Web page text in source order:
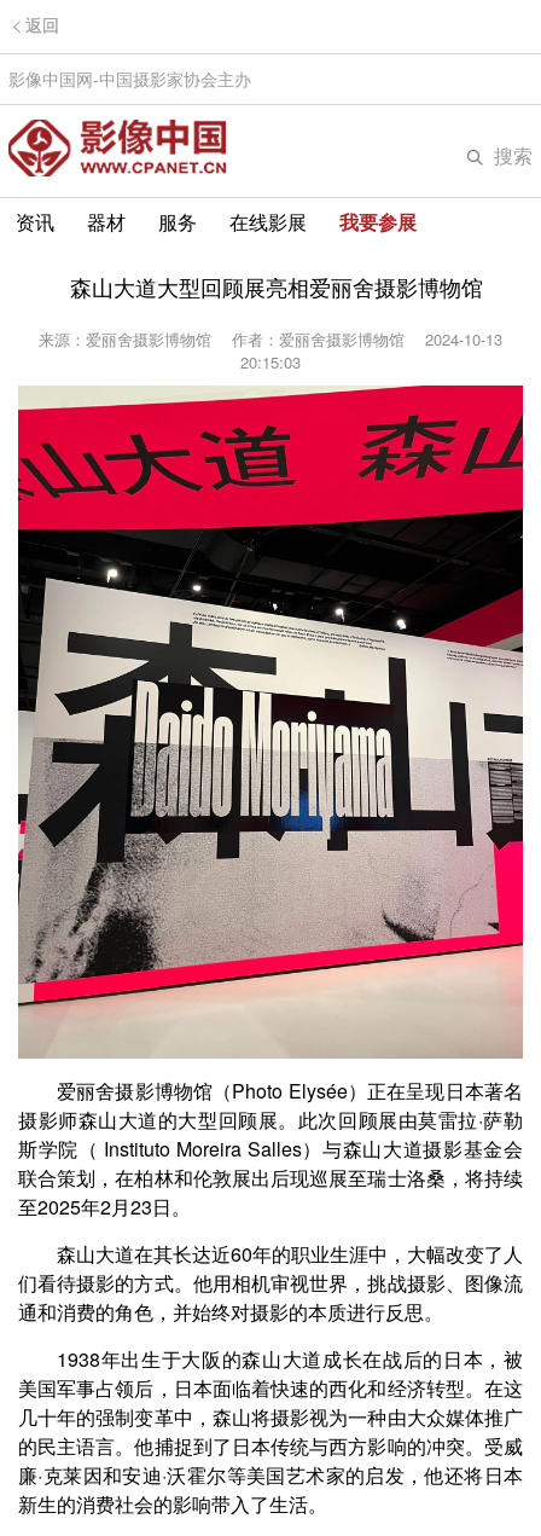
返回
影像中国网-中国摄影家协会主办
搜索
资讯 器材 服务 在线影展 我要参展
森山大道大型回顾展亮相爱丽舍摄影博物馆
来源：爱丽舍摄影博物馆 作者：爱丽舍摄影博物馆
2024-10-13
20:15:03
爱丽舍摄影博物馆（Photo Elysée）正在呈现日本著名
摄影师森山大道的大型回顾展。此次回顾展由莫雷拉·萨勒
斯学院（ Instituto Moreira Salles）与森山大道摄影基金会
联合策划，在柏林和伦敦展出后现巡展至瑞士洛桑，将持续
至2025年2月23日。
森山大道在其长达近60年的职业生涯中，大幅改变了人
们看待摄影的方式。他用相机审视世界，挑战摄影、图像流
通和消费的角色，并始终对摄影的本质进行反思。
1938年出生于大阪的森山大道成长在战后的日本，被
美国军事占领后，日本面临着快速的西化和经济转型。在这
几十年的强制变革中，森山将摄影视为一种由大众媒体推广
的民主语言。他捕捉到了日本传统与西方影响的冲突。受威
廉·克莱因和安迪·沃霍尔等美国艺术家的启发，他还将日本
新生的消费社会的影响带入了生活。